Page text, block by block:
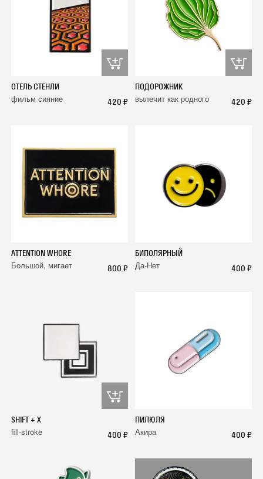
ОТЕЛЬ СТЕНЛИ
фильм сияние 420 ₽
ПОДОРОЖНИК
вылечит как родного 420 ₽
ATTENTION WHORE
Большой, мигает 800 ₽
БИПОЛЯРНЫЙ
Да-Нет 400 ₽
SHIFT + X
fill-stroke 400 ₽
ПИЛЮЛЯ
Акира 400 ₽